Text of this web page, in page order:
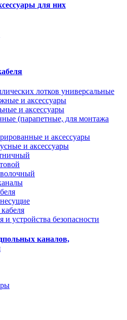
для них
лотков универсальные
и аксессуары
и аксессуары
(парапетные, для монтажа
и аксессуары
и аксессуары
и устройства безопасности
каналов,